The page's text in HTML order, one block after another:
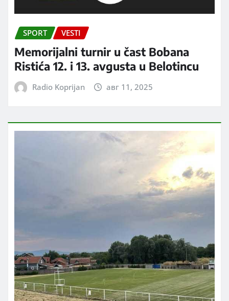
SPORT VESTI
Memorijalni turnir u čast Bobana
Ristića 12. i 13. avgusta u Belotincu
Radio Koprijan авг 11, 2025